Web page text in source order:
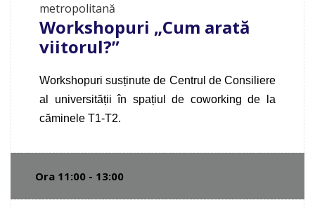
metropolitană
Workshopuri „Cum arată
viitorul?”
Workshopuri susținute de Centrul de Consiliere
al universității în spațiul de coworking de la
căminele T1-T2.
Ora 11:00 - 13:00